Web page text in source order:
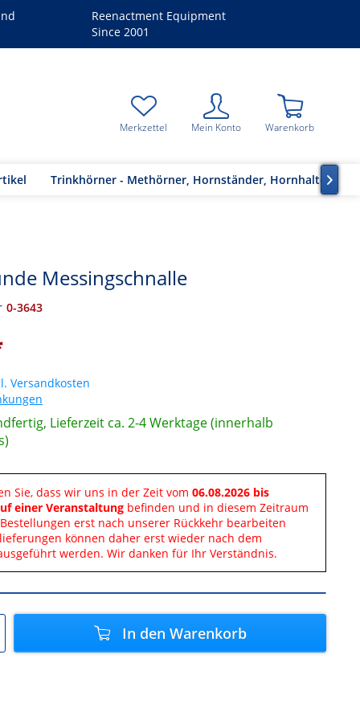
Reenactment Equipment
Since 2001
Merkzettel Mein Konto Warenkorb
Trinkhörner - Methörner, Hornständer, Hornhalter
Messingschnalle
0-3643
Versandkosten
Lieferzeit ca. 2-4 Werktage (innerhalb
Sie, dass wir uns in der Zeit vom 06.08.2026 bis
einer Veranstaltung befinden und in diesem Zeitraum
erst nach unserer Rückkehr bearbeiten
können daher erst wieder nach dem
werden. Wir danken für Ihr Verständnis.
In den Warenkorb